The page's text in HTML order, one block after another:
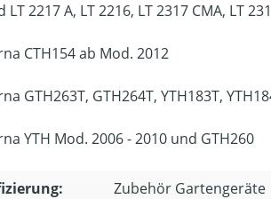
LT 2217 A, LT 2216, LT 2317 CMA, LT
CTH154 ab Mod. 2012
GTH263T, GTH264T, YTH183T,
YTH Mod. 2006 - 2010 und GTH260
Zubehör Gartengeräte